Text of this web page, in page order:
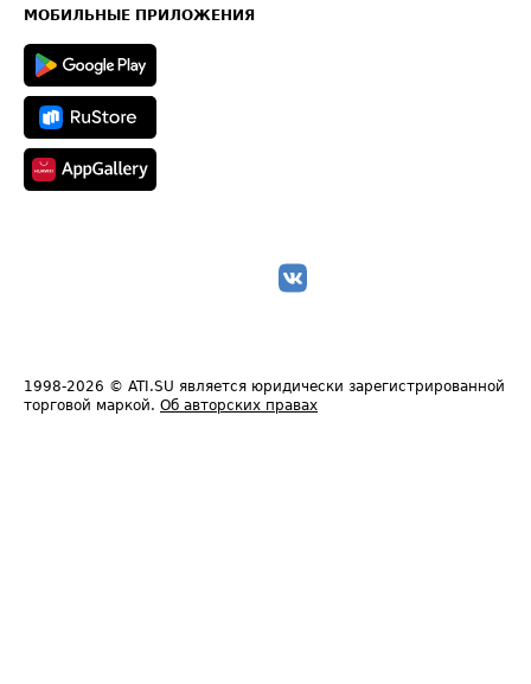
Техническая информация
МОБИЛЬНЫЕ ПРИЛОЖЕНИЯ
1998-2026 © ATI.SU является юридически зарегистрированной
торговой маркой. Об авторских правах